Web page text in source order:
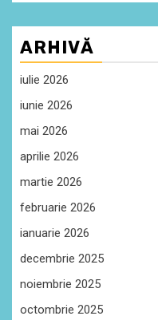
ARHIVĂ
iulie 2026
iunie 2026
mai 2026
aprilie 2026
martie 2026
februarie 2026
ianuarie 2026
decembrie 2025
noiembrie 2025
octombrie 2025